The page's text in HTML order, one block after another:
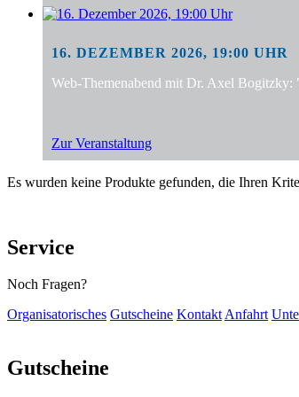
16. DEZEMBER 2026, 19:00 UHR
Web-Themenabend mit Dr. Axel
Zur Veranstaltung
Es wurden keine Produkte gefunden, die Ihren
Service
Noch Fragen?
Organisatorisches Gutscheine KontaktAnfahrt
Gutscheine